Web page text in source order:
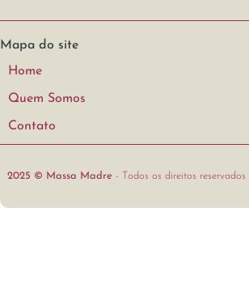
Mapa do site
Home
Quem Somos
Contato
2025 © Massa Madre - Todos os direitos reservados